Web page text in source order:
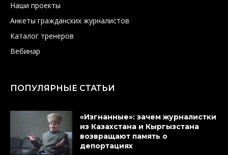
Наши проекты
Анкеты гражданских журналистов
Каталог тренеров
Вебинар
ПОПУЛЯРНЫЕ СТАТЬИ
«Изгнанные»: зачем журналистки
из Казахстана и Кыргызстана
возвращают память о
депортациях